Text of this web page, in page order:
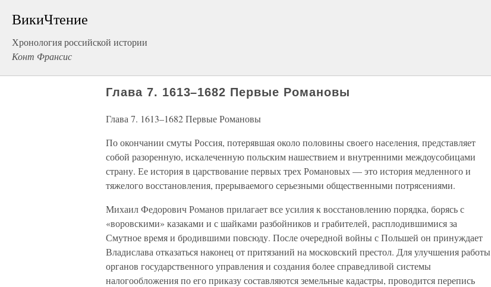
ВикиЧтение
Хронология российской истории
Конт Франсис
Глава 7. 1613–1682 Первые Романовы
Глава 7. 1613–1682 Первые Романовы
По окончании смуты Россия, потерявшая около половины своего населения, представляет
собой разоренную, искалеченную польским нашествием и внутренними междоусобицами
страну. Ее история в царствование первых трех Романовых — это история медленного и
тяжелого восстановления, прерываемого серьезными общественными потрясениями.
Михаил Федорович Романов прилагает все усилия к восстановлению порядка, борясь с
«воровскими» казаками и с шайками разбойников и грабителей, расплодившимися за
Смутное время и бродившими повсюду. После очередной войны с Польшей он принуждает
Владислава отказаться наконец от притязаний на московский престол. Для улучшения работы
органов государственного управления и создания более справедливой системы
налогообложения по его приказу составляются земельные кадастры, проводится перепись